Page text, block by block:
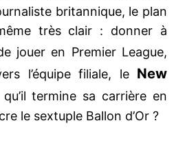
britannique, le plan
très clair : donner à
jouer en Premier League,
l’équipe filiale, le New
termine sa carrière en
le sextuple Ballon d’Or ?